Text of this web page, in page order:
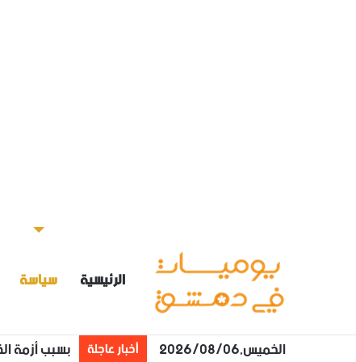
الرئيسية سياسة
الخميس,2026/08/06 أخبار عاجلة بسبب أزمة